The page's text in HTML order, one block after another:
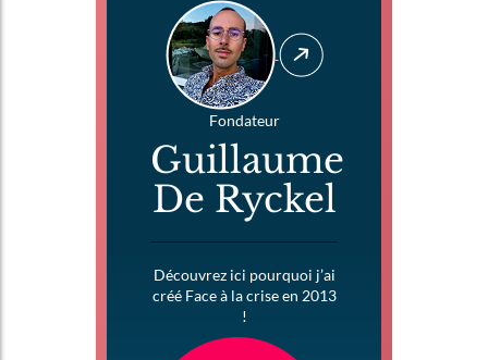
Fondateur
Guillaume
De Ryckel
Découvrez ici pourquoi j’ai
créé Face à la crise en 2013
!